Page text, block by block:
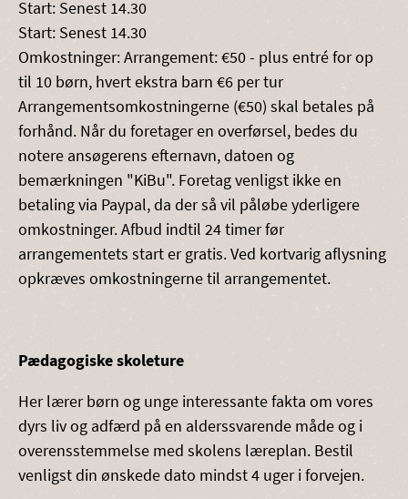
Start: Senest 14.30
Start: Senest 14.30
Omkostninger: Arrangement: €50 - plus entré for op
til 10 børn, hvert ekstra barn €6 per tur
Arrangementsomkostningerne (€50) skal betales på
forhånd. Når du foretager en overførsel, bedes du
notere ansøgerens efternavn, datoen og
bemærkningen "KiBu". Foretag venligst ikke en
betaling via Paypal, da der så vil påløbe yderligere
omkostninger. Afbud indtil 24 timer før
arrangementets start er gratis. Ved kortvarig aflysning
opkræves omkostningerne til arrangementet.
Pædagogiske skoleture
Her lærer børn og unge interessante fakta om vores
dyrs liv og adfærd på en alderssvarende måde og i
overensstemmelse med skolens læreplan. Bestil
venligst din ønskede dato mindst 4 uger i forvejen.